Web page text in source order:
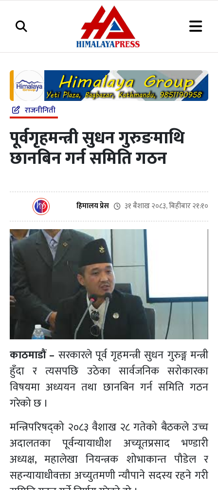
राजनीनिती
पूर्वगृहमन्त्री सुधन गुरुङमाथि
छानबिन गर्न समिति गठन
हिमालय प्रेस ३१ बैशाख २०८३, बिहीबार २१:१०
काठमाडौं – सरकारले पूर्व गृहमन्त्री सुधन गुरुङ्ग मन्त्री
हुँदा र त्यसपछि उठेका सार्वजनिक सरोकारका
विषयमा अध्ययन तथा छानबिन गर्न समिति गठन
गरेको छ ।
मन्त्रिपरिषद्को २०८३ वैशाख २८ गतेको बैठकले उच्च
अदालतका पूर्वन्यायाधीश अच्यूतप्रसाद भण्डारी
अध्यक्ष, महालेखा नियन्त्रक शोभाकान्त पौडेल र
सहन्यायाधीवक्ता अच्युतमणी न्यौपाने सदस्य रहने गरी